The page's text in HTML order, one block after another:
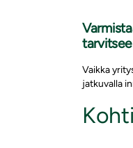
Vaikka
jatkuvalla